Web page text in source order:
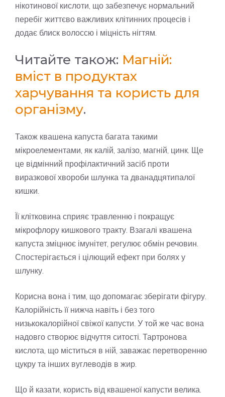
нікотинової кислоти, що забезпечує нормальний
перебіг життєво важливих клітинних процесів і
додає блиск волоссю і міцність нігтям.
Читайте також: Магній:
вміст в продуктах
харчування та користь для
організму.
Також квашена капуста багата такими
мікроелементами, як калій, залізо, магній, цинк. Ще
це відмінний профілактичний засіб проти
виразкової хвороби шлунка та дванадцятипалої
кишки.
Її клітковина сприяє травленню і покращує
мікрофлору кишкового тракту. Взагалі квашена
капуста зміцнює імунітет, регулює обмін речовин.
Спостерігається і цілющий ефект при болях у
шлунку.
Корисна вона і тим, що допомагає зберігати фігуру.
Калорійність її нижча навіть і без того
низькокалорійної свіжої капусти. У той же час вона
надовго створює відчуття ситості. Тартронова
кислота, що міститься в ній, заважає перетворенню
цукру та інших вуглеводів в жир.
Що й казати, користь від квашеної капусти велика.